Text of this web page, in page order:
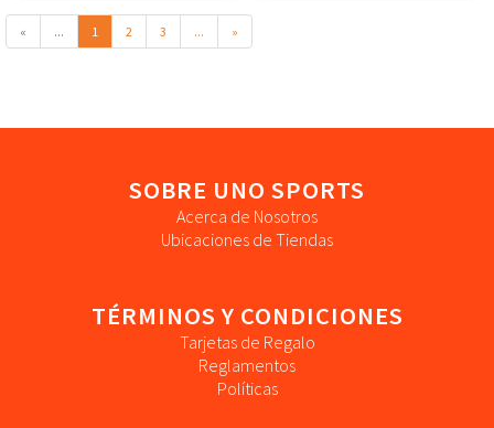
« ... 1 2 3 ... »
SOBRE UNO SPORTS
Acerca de Nosotros
Ubicaciones de Tiendas
TÉRMINOS Y CONDICIONES
Tarjetas de Regalo
Reglamentos
Políticas